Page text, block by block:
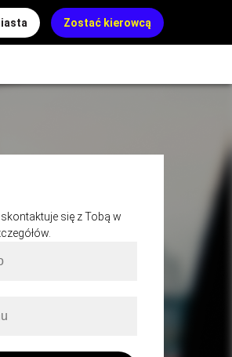
Zostać kierowcą
się z Tobą w